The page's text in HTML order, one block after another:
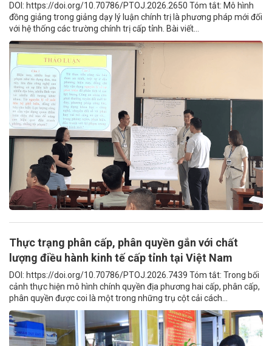
DOI: https://doi.org/10.70786/PTOJ.2026.2650 Tóm tắt: Mô hình
đồng giảng trong giảng dạy lý luận chính trị là phương pháp mới đối
với hệ thống các trường chính trị cấp tỉnh. Bài viết...
Thực trạng phân cấp, phân quyền gắn với chất
lượng điều hành kinh tế cấp tỉnh tại Việt Nam
DOI: https://doi.org/10.70786/PTOJ.2026.7439 Tóm tắt: Trong bối
cảnh thực hiện mô hình chính quyền địa phương hai cấp, phân cấp,
phân quyền được coi là một trong những trụ cột cải cách...